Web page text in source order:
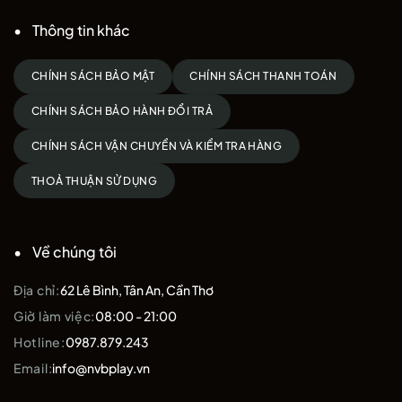
Thông tin khác
CHÍNH SÁCH BẢO MẬT CHÍNH SÁCH THANH TOÁN
CHÍNH SÁCH BẢO HÀNH ĐỔI TRẢ
CHÍNH SÁCH VẬN CHUYỂN VÀ KIỂM TRA HÀNG
THOẢ THUẬN SỬ DỤNG
Về chúng tôi
Địa chỉ:62 Lê Bình, Tân An, Cần Thơ
Giờ làm việc:08:00 - 21:00
Hotline:0987.879.243
Email:info@nvbplay.vn